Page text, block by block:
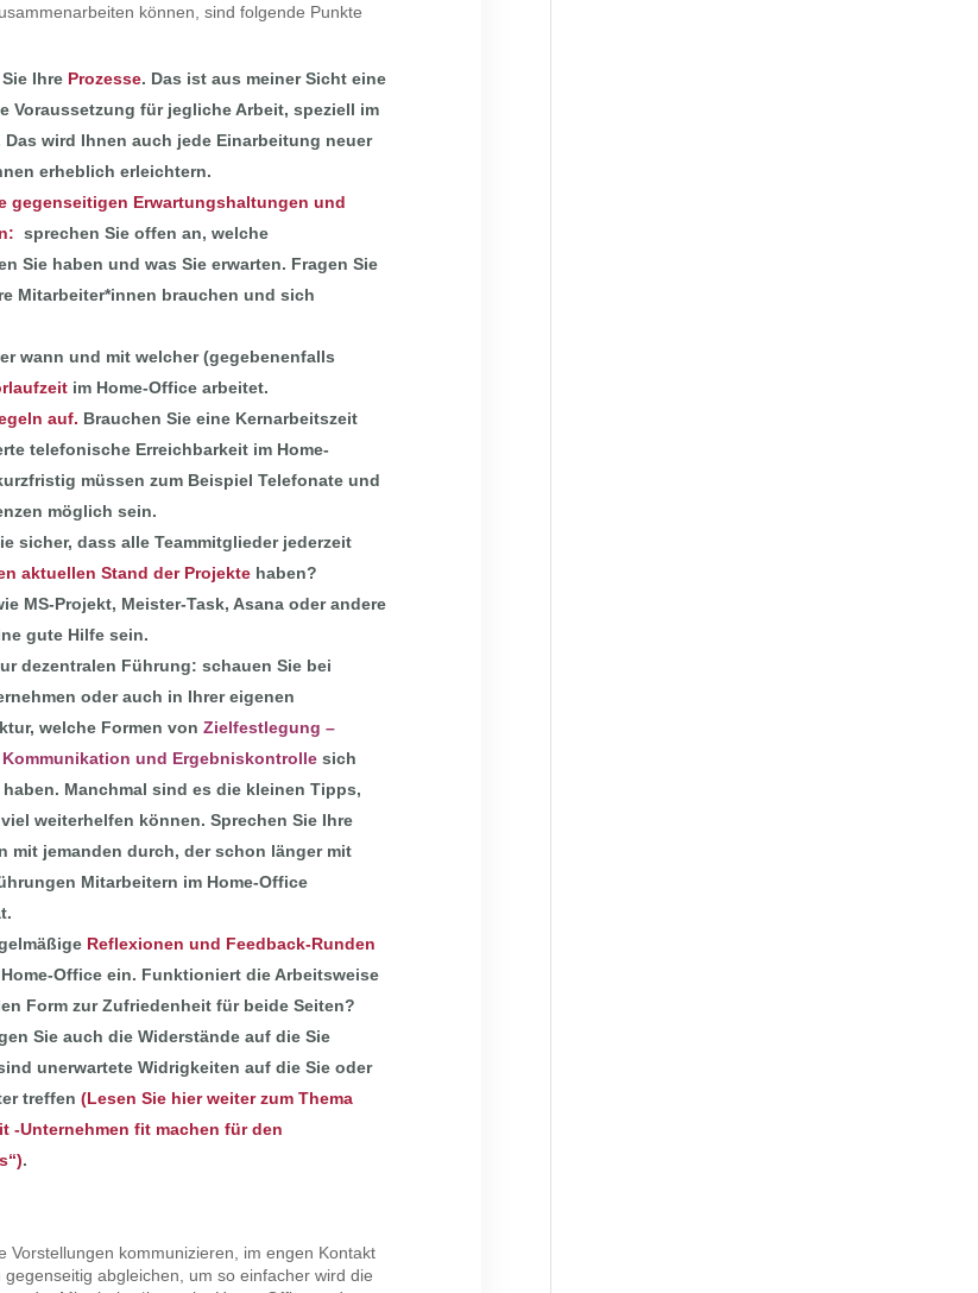
können, sind folgende Punkte
Ihre Prozesse. Das ist aus meiner Sicht eine
Voraussetzung für jegliche Arbeit, speziell im
Das wird Ihnen auch jede Einarbeitung neuer
erheblich erleichtern.
gegenseitigen Erwartungshaltungen und
: sprechen Sie offen an, welche
Sie haben und was Sie erwarten. Fragen Sie
Mitarbeiter*innen brauchen und sich
wann und mit welcher (gegebenenfalls
im Home-Office arbeitet.
auf. Brauchen Sie eine Kernarbeitszeit
telefonische Erreichbarkeit im Home-
müssen zum Beispiel Telefonate und
möglich sein.
sicher, dass alle Teammitglieder jederzeit
aktuellen Stand der Projekte haben?
MS-Projekt, Meister-Task, Asana oder andere
gute Hilfe sein.
dezentralen Führung: schauen Sie bei
oder auch in Ihrer eigenen
welche Formen von Zielfestlegung –
Kommunikation und Ergebniskontrolle sich
Manchmal sind es die kleinen Tipps,
weiterhelfen können. Sprechen Sie Ihre
mit jemanden durch, der schon länger mit
Mitarbeitern im Home-Office
Reflexionen und Feedback-Runden
Office ein. Funktioniert die Arbeitsweise
Form zur Zufriedenheit für beide Seiten?
Sie auch die Widerstände auf die Sie
unerwartete Widrigkeiten auf die Sie oder
treffen (Lesen Sie hier weiter zum Thema
-Unternehmen fit machen für den
.
Vorstellungen kommunizieren, im engen Kontakt
gegenseitig abgleichen, um so einfacher wird die